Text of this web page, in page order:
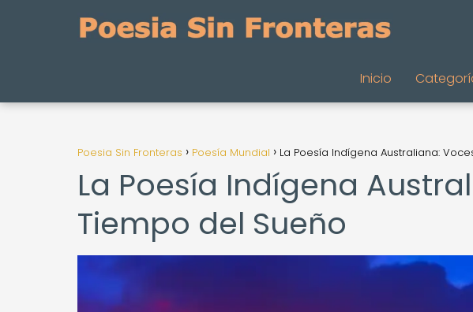
Inicio
Poesia Sin Fronteras Poesía Mundial La Poesía Indígena Australiana:
La Poesía Indígena
Tiempo del Sueño